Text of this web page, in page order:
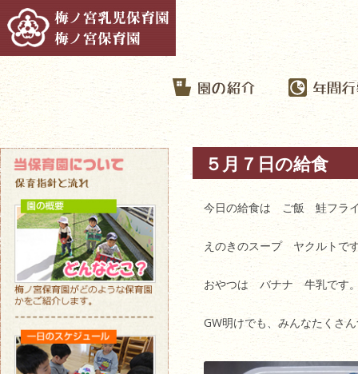
５月７日の給食
今日の給食は ご飯 鮭フラ
えのきのスープ ヤクルトで
おやつは バナナ 牛乳です
GW明けでも、みんなたくさ